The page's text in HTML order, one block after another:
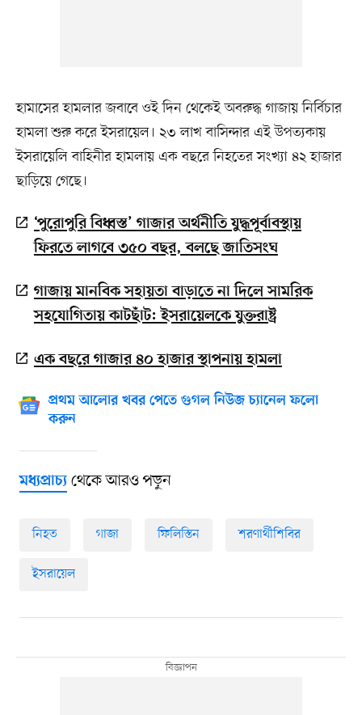
হামাসের হামলার জবাবে ওই দিন থেকেই অবরুদ্ধ গাজায় নির্বিচার
হামলা শুরু করে ইসরায়েল। ২৩ লাখ বাসিন্দার এই উপত্যকায়
ইসরায়েলি বাহিনীর হামলায় এক বছরে নিহতের সংখ্যা ৪২ হাজার
ছাড়িয়ে গেছে।
‘পুরোপুরি বিধ্বস্ত’ গাজার অর্থনীতি যুদ্ধপূর্বাবস্থায়
ফিরতে লাগবে ৩৫০ বছর, বলছে জাতিসংঘ
গাজায় মানবিক সহায়তা বাড়াতে না দিলে সামরিক
সহযোগিতায় কাটছাঁট: ইসরায়েলকে যুক্তরাষ্ট্র
এক বছরে গাজার ৪০ হাজার স্থাপনায় হামলা
প্রথম আলোর খবর পেতে গুগল নিউজ চ্যানেল ফলো
করুন
মধ্যপ্রাচ্যথেকে আরও পড়ুন
নিহত গাজা ফিলিস্তিন শরণার্থীশিবির
ইসরায়েল